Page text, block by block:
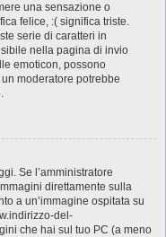
una sensazione o
felice, :( significa triste.
serie di caratteri in
nella pagina di invio
emoticon, possono
moderatore potrebbe
Se l’amministratore
direttamente sulla
a un’immagine ospitata su
del-
che hai sul tuo PC (a meno